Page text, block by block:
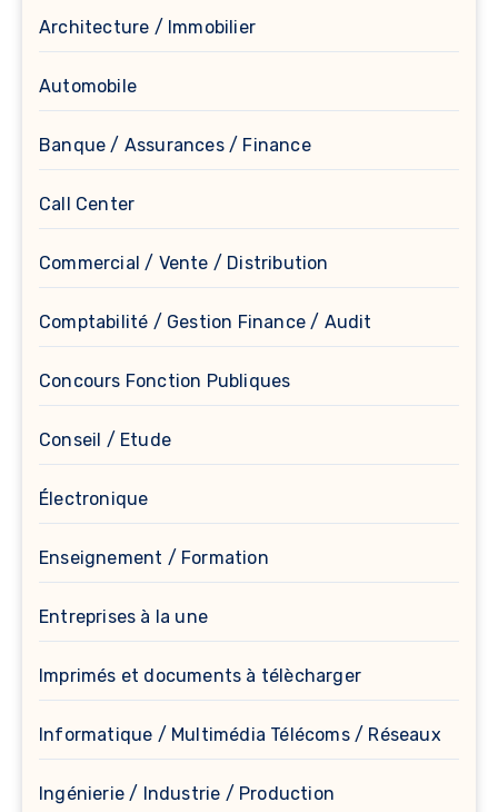
Architecture / Immobilier
Automobile
Banque / Assurances / Finance
Call Center
Commercial / Vente / Distribution
Comptabilité / Gestion Finance / Audit
Concours Fonction Publiques
Conseil / Etude
Électronique
Enseignement / Formation
Entreprises à la une
Imprimés et documents à télècharger
Informatique / Multimédia Télécoms / Réseaux
Ingénierie / Industrie / Production